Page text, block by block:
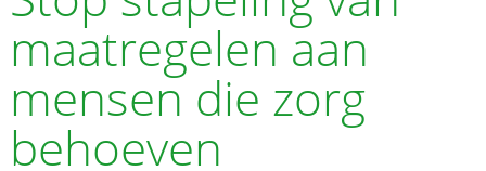
maatregelen aan
mensen die zorg
behoeven